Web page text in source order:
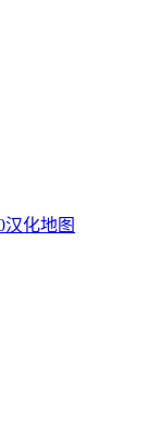
汉化地图